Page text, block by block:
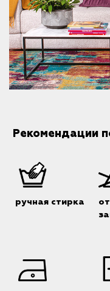
Рекомендации
ручная стирка